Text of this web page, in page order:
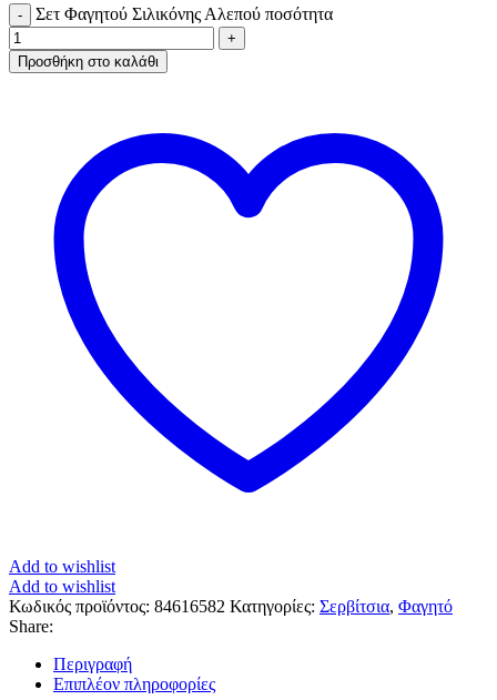
Σετ Φαγητού Σιλικόνης Αλεπού ποσότητα
Προσθήκη στο καλάθι
Add to wishlist
Add to wishlist
Κωδικός προϊόντος: 84616582 Κατηγορίες: Σερβίτσια, Φαγητό
Share:
Περιγραφή
Επιπλέον πληροφορίες